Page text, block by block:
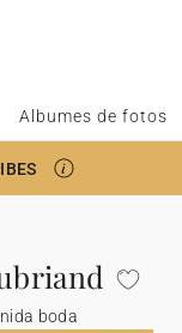
Albumes de fotos
boda